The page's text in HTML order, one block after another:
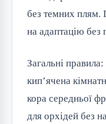
без темних плям.
на адаптацію без
Загальні
кип’ячена
кора середньої
для орхідей без